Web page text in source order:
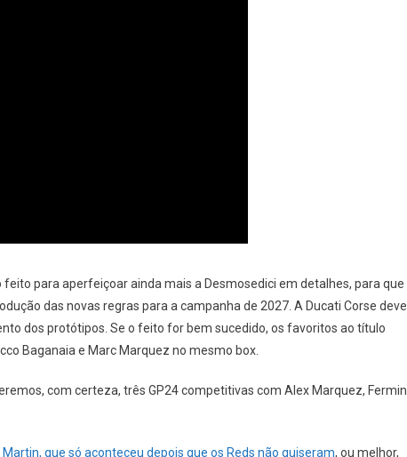
para aperfeiçoar ainda mais a Desmosedici em detalhes, para que
das novas regras para a campanha de 2027. A Ducati Corse deve
dos protótipos. Se o feito for bem sucedido, os favoritos ao título
Baganaia e Marc Marquez no mesmo box.
com certeza, três GP24 competitivas com Alex Marquez, Fermin
que só aconteceu depois que os Reds não quiseram, ou melhor,